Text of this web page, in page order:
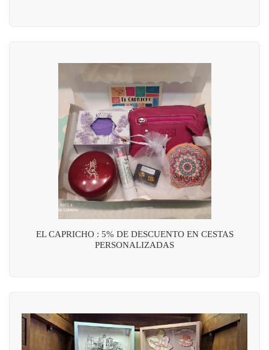
EL CAPRICHO : 5% DE DESCUENTO EN CESTAS
PERSONALIZADAS